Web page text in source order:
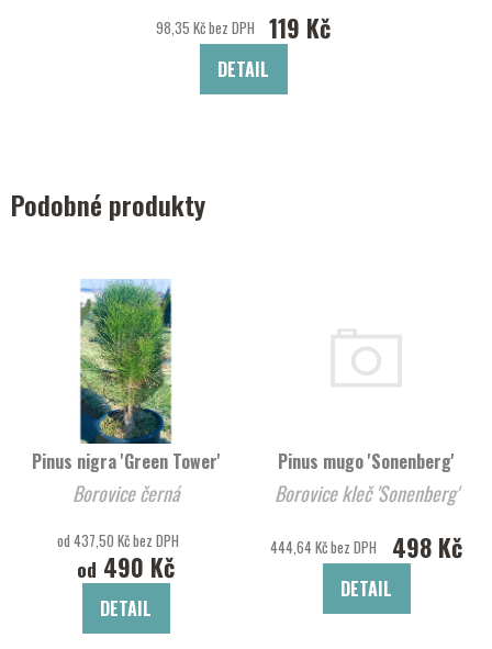
98,35 Kč bez DPH 119 Kč
DETAIL
Podobné produkty
Pinus nigra 'Green Tower'
Borovice černá
od 437,50 Kč bez DPH
od 490 Kč
DETAIL
Pinus mugo 'Sonenberg'
Borovice kleč 'Sonenberg'
444,64 Kč bez DPH 498 Kč
DETAIL